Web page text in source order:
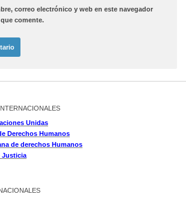
correo electrónico y web en este navegador
comente.
Unidas
Derechos Humanos
de derechos Humanos
Justicia